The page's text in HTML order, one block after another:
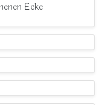
Ecke